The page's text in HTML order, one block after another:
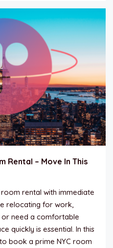
Rental – Move In This
rental with immediate
relocating for work,
or need a comfortable
quickly is essential. In this
book a prime NYC room